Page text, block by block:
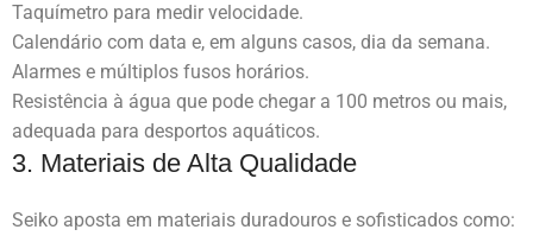
Taquímetro para medir velocidade.
Calendário com data e, em alguns casos, dia da semana.
Alarmes e múltiplos fusos horários.
Resistência à água que pode chegar a 100 metros ou mais,
adequada para desportos aquáticos.
3. Materiais de Alta Qualidade
Seiko aposta em materiais duradouros e sofisticados como: